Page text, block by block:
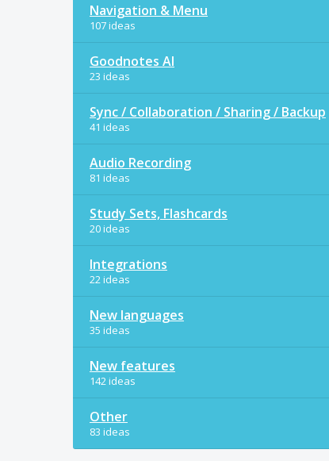
Navigation & Menu
107 ideas
Goodnotes AI
23 ideas
Sync / Collaboration / Sharing / Backup
41 ideas
Audio Recording
81 ideas
Study Sets, Flashcards
20 ideas
Integrations
22 ideas
New languages
35 ideas
New features
142 ideas
Other
83 ideas